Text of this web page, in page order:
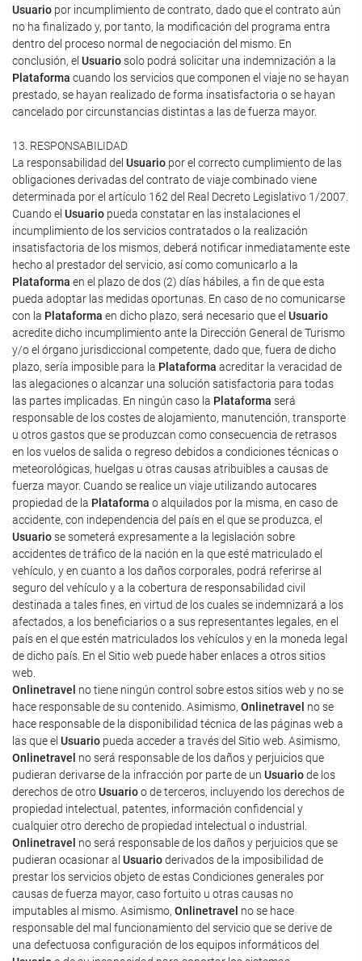
Usuario por incumplimiento de contrato, dado que el contrato aún
no ha finalizado y, por tanto, la modificación del programa entra
dentro del proceso normal de negociación del mismo. En
conclusión, el Usuariosolo podrá solicitar una indemnización a la
Plataforma cuando los servicios que componen el viaje no se hayan
prestado, se hayan realizado de forma insatisfactoria o se hayan
cancelado por circunstancias distintas a las de fuerza mayor.
13. RESPONSABILIDAD
La responsabilidad del Usuario por el correcto cumplimiento de las
obligaciones derivadas del contrato de viaje combinado viene
determinada por el artículo 162 del Real Decreto Legislativo 1/2007.
Cuando el Usuario pueda constatar en las instalaciones el
incumplimiento de los servicios contratados o la realización
insatisfactoria de los mismos, deberá notificar inmediatamente este
hecho al prestador del servicio, así como comunicarlo a la
Plataforma en el plazo de dos (2) días hábiles, a fin de que esta
pueda adoptar las medidas oportunas. En caso de no comunicarse
con la Plataforma en dicho plazo, será necesario que el Usuario
acredite dicho incumplimiento ante la Dirección General de Turismo
y/o el órgano jurisdiccional competente, dado que, fuera de dicho
plazo, sería imposible para la Plataforma acreditar la veracidad de
las alegaciones o alcanzar una solución satisfactoria para todas
las partes implicadas. En ningún caso la Plataforma será
responsable de los costes de alojamiento, manutención, transporte
u otros gastos que se produzcan como consecuencia de retrasos
en los vuelos de salida o regreso debidos a condiciones técnicas o
meteorológicas, huelgas u otras causas atribuibles a causas de
fuerza mayor. Cuando se realice un viaje utilizando autocares
propiedad de la Plataforma o alquilados por la misma, en caso de
accidente, con independencia del país en el que se produzca, el
Usuariose someterá expresamente a la legislación sobre
accidentes de tráfico de la nación en la que esté matriculado el
vehículo, y en cuanto a los daños corporales, podrá referirse al
seguro del vehículo y a la cobertura de responsabilidad civil
destinada a tales fines, en virtud de los cuales se indemnizará a los
afectados, a los beneficiarios o a sus representantes legales, en el
país en el que estén matriculados los vehículos y en la moneda legal
de dicho país. En el Sitio web puede haber enlaces a otros sitios
web.
Onlinetravel no tiene ningún control sobre estos sitios web y no se
hace responsable de su contenido. Asimismo, Onlinetravel no se
hace responsable de la disponibilidad técnica de las páginas web a
las que el Usuario pueda acceder a través del Sitio web. Asimismo,
Onlinetravel no será responsable de los daños y perjuicios que
pudieran derivarse de la infracción por parte de un Usuariode los
derechos de otroUsuarioo de terceros, incluyendo los derechos de
propiedad intelectual, patentes, información confidencial y
cualquier otro derecho de propiedad intelectual o industrial.
Onlinetravel no será responsable de los daños y perjuicios que se
pudieran ocasionar al Usuarioderivados de la imposibilidad de
prestar los servicios objeto de estas Condiciones generales por
causas de fuerza mayor, caso fortuito u otras causas no
imputables al mismo. Asimismo, Onlinetravel no se hace
responsable del mal funcionamiento del servicio que se derive de
una defectuosa configuración de los equipos informáticos del